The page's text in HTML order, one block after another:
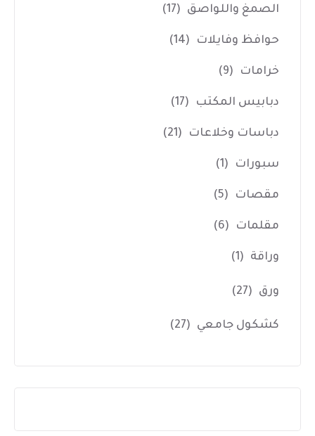
الصمغ واللواصق (17)
حوافظ وفايلات (14)
خرامات (9)
دبابيس المكتب (17)
دباسات وخلاعات (21)
سبورات (1)
مقصات (5)
مقلمات (6)
وراقة (1)
ورق (27)
كشكول جامعي (27)